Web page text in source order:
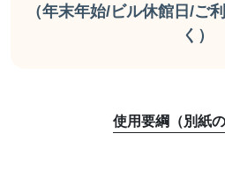
（年末年始/ビル休館日/ご
く）
使用要綱（別紙の